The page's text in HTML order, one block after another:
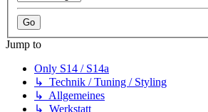
Jump to
Only S14 / S14a
↳ Technik / Tuning / Styling
↳ Allgemeines
↳ Werkstatt